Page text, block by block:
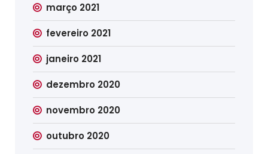
março 2021
fevereiro 2021
janeiro 2021
dezembro 2020
novembro 2020
outubro 2020